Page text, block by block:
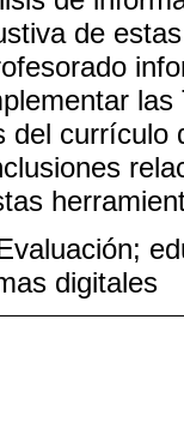
de
del currículo
digitales